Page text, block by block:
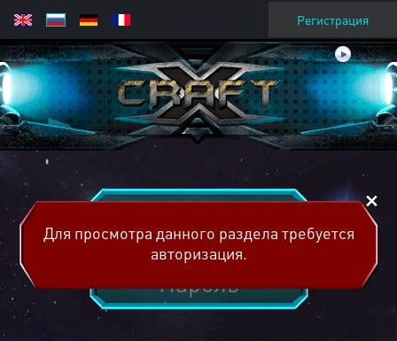
Регистрация
Для просмотра данного раздела требуется
авторизация.